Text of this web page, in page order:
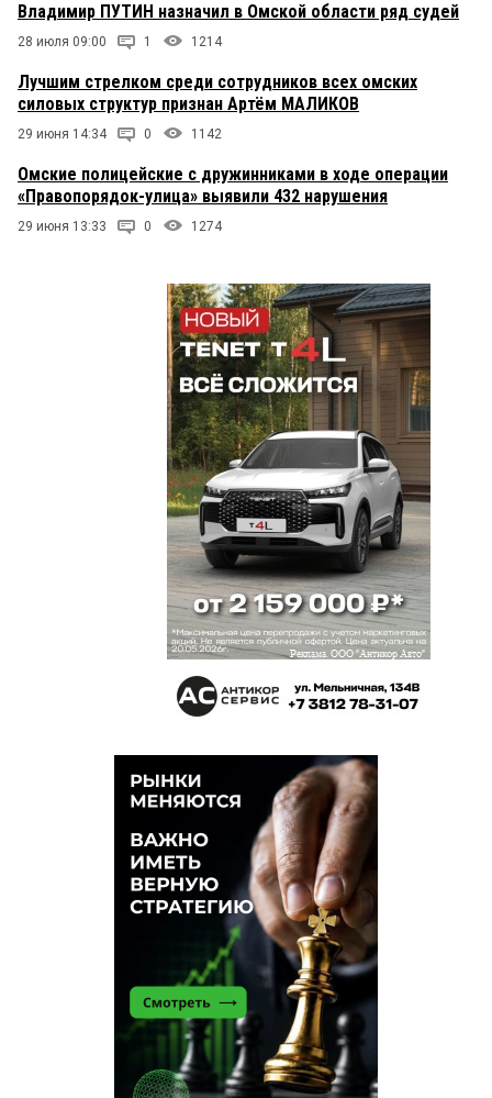
Владимир ПУТИН назначил в Омской области ряд судей
28 июля 09:00 1 1214
Лучшим стрелком среди сотрудников всех омских
силовых структур признан Артём МАЛИКОВ
29 июня 14:34 0 1142
Омские полицейские с дружинниками в ходе операции
«Правопорядок-улица» выявили 432 нарушения
29 июня 13:33 0 1274